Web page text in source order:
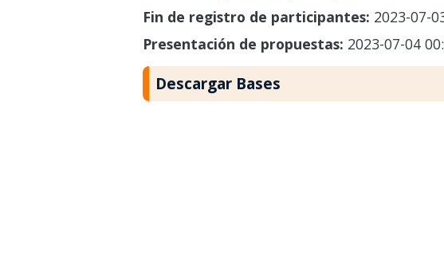
Fin de registro de participantes: 2023-07-
Presentación de propuestas: 2023-07-04
Descargar Bases